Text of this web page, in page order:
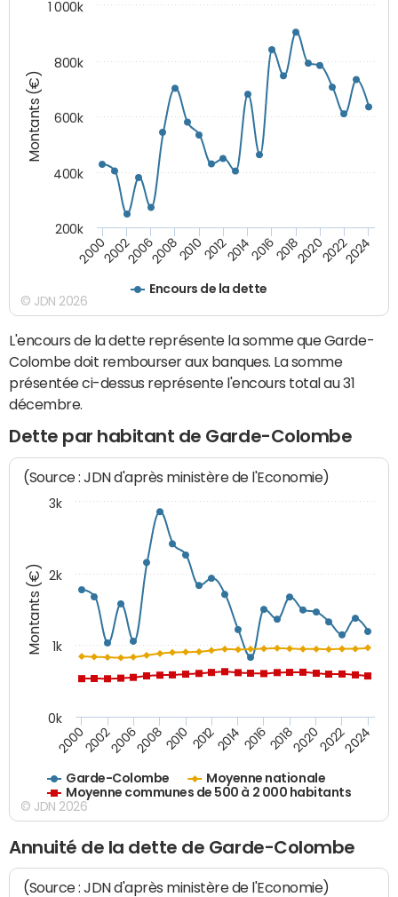
Montants (€)
Encours de la dette
200020022006200820102012201420162018202020222024
200k
400k
600k
800k
1 000k
© JDN 2026
L'encours de la dette représente la somme que Garde-
Colombe doit rembourser aux banques. La somme
présentée ci-dessus représente l'encours total au 31
décembre.
Dette par habitant de Garde-Colombe
Montants (€)
(Source : JDN d'après ministère de l'Economie)
Garde-Colombe
Moyenne nationale
Moyenne communes de 500 à 2 000 habitants
20002002200620082010 2012201420162018202020222024
0k
1k
2k
3k
© JDN 2026
Annuité de la dette de Garde-Colombe
(Source : JDN d'après ministère de l'Economie)